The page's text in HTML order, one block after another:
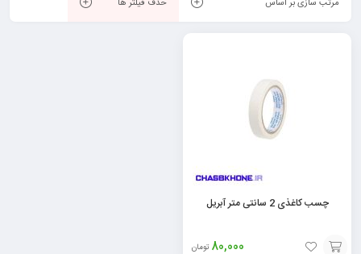
مرتب سازی بر اساس حذف فیلتر ها
چسب کاغذی 2 سانتی متر آبریل
80,000 تومان